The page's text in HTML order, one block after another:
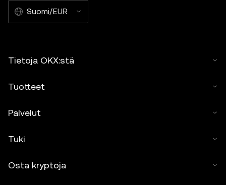
Suomi/EUR
Tietoja OKX:stä
Tuotteet
Palvelut
Tuki
Osta kryptoja